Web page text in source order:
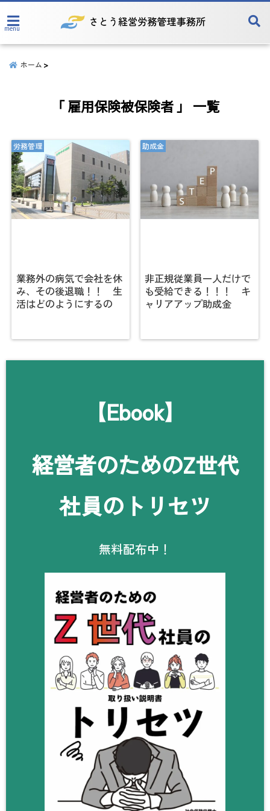
menu
ホーム
「 雇用保険被保険者 」 一覧
労務管理
業務外の病気で会社を休
み、その後退職！！ 生
活はどのようにするの
助成金
非正規従業員一人だけで
も受給できる！！！ キ
ャリアアップ助成金
【Ebook】
経営者のためのZ世代
社員のトリセツ
無料配布中！